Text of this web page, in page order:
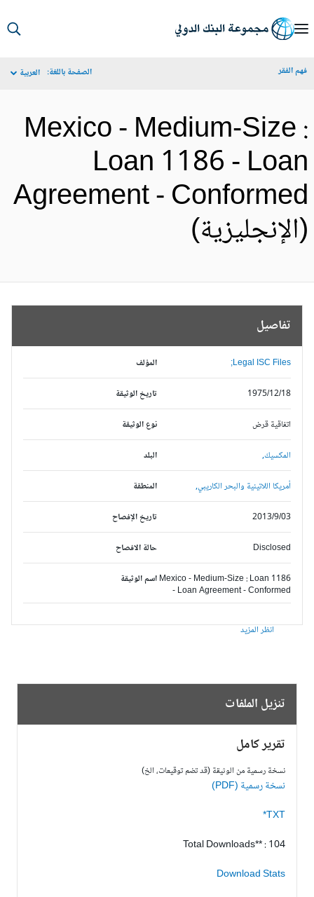
الفقر الصفحة باللغة: العربية
Mexico - Medium-
Loan 1186 -
Agreement -
تفاصيل
المؤلف Legal ISC Files;
تاريخ الوثيقة 1975/12/18
نوع الوثيقة اتفاقية قرض
البلد المكسيك,
المنطقة أمريكا اللاتينية والبحر الكاريبي,
تاريخ الإفصاح 2013/9/03
حالة الافصاح Disclosed
اسم الوثيقةMexico - Medium-Size : Loan 1186
- Loan Agreement - Conformed
انظر المزيد
تنزيل الملفات
تقرير كامل
نسخة رسمية من الوثيقة (قد تضم توقيعات، الخ)
نسخة رسمية (PDF)
TXT*
Total Downloads** : 104
Download Stats